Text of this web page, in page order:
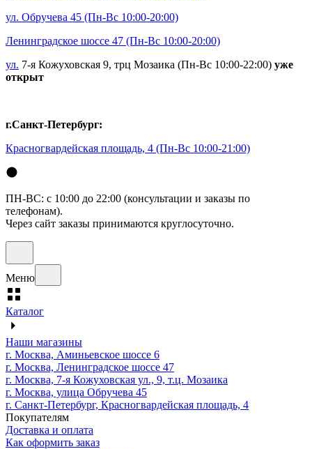
ул. Обручева 45 (Пн-Вс 10:00-20:00)
Ленинградское шоссе 47 (Пн-Вс 10:00-20:00)
ул. 7-я Кожуховская 9, трц Мозаика (Пн-Вс 10:00-22:00) уже
открыт
г.Санкт-Петербург:
Красногвардейская площадь, 4 (Пн-Вс 10:00-21:00)
ПН-ВС: с 10:00 до 22:00 (консультации и заказы по
телефонам).
Через сайт заказы принимаются круглосуточно.
Меню
Каталог
Наши магазины
г. Москва, Аминьевское шоссе 6
г. Москва, Ленинградское шоссе 47
г. Москва, 7-я Кожуховская ул., 9, т.ц. Мозаика
г. Москва, улица Обручева 45
г. Санкт-Петербург, Красногвардейская площадь, 4
Покупателям
Доставка и оплата
Как оформить заказ